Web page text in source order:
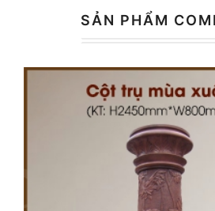
SẢN PHẨM